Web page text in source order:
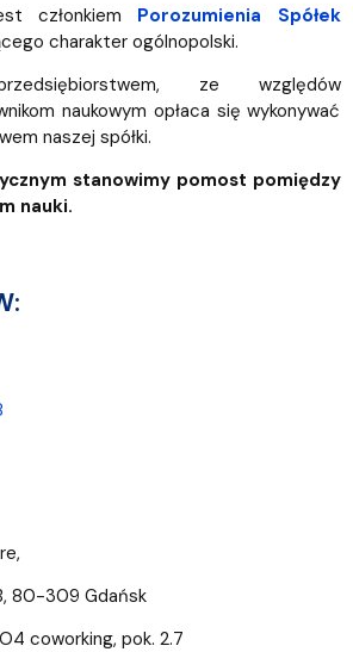
członkiem Porozumienia Spółek
charakter ogólnopolski.
ze względów
naukowym opłaca się wykonywać
naszej spółki.
stanowimy pomost pomiędzy
nauki.
80-309 Gdańsk
coworking, pok. 2.7